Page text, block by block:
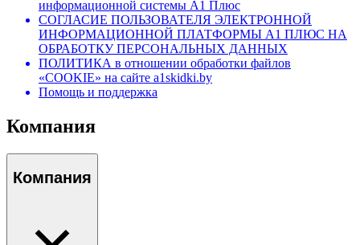
информационной системы А1 Плюс
СОГЛАСИЕ ПОЛЬЗОВАТЕЛЯ ЭЛЕКТРОННОЙ
ИНФОРМАЦИОННОЙ ПЛАТФОРМЫ А1 ПЛЮС НА
ОБРАБОТКУ ПЕРСОНАЛЬНЫХ ДАННЫХ
ПОЛИТИКА в отношении обработки файлов
«COOKIE» на сайте a1skidki.by
Помощь и поддержка
Компания
Компания